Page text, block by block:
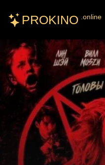
PROKINO .online